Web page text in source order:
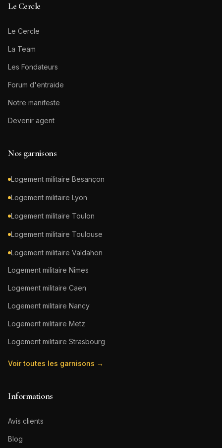
Le Cercle
Le Cercle
La Team
Les Fondateurs
Forum d'entraide
Notre manifeste
Devenir agent
Nos garnisons
Logement militaire Besançon
Logement militaire Lyon
Logement militaire Toulon
Logement militaire Toulouse
Logement militaire Valdahon
Logement militaire Nîmes
Logement militaire Caen
Logement militaire Nancy
Logement militaire Metz
Logement militaire Strasbourg
Voir toutes les garnisons →
Informations
Avis clients
Blog